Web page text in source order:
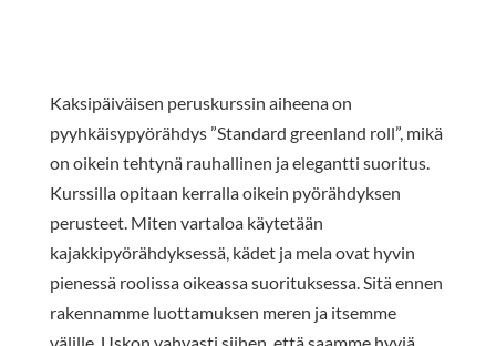
Kaksipäiväisen peruskurssin aiheena on
pyyhkäisypyörähdys ”Standard greenland roll”, mikä
on oikein tehtynä rauhallinen ja elegantti suoritus.
Kurssilla opitaan kerralla oikein pyörähdyksen
perusteet. Miten vartaloa käytetään
kajakkipyörähdyksessä, kädet ja mela ovat hyvin
pienessä roolissa oikeassa suorituksessa. Sitä ennen
rakennamme luottamuksen meren ja itsemme